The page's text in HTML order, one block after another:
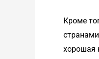
Кроме
хорошая